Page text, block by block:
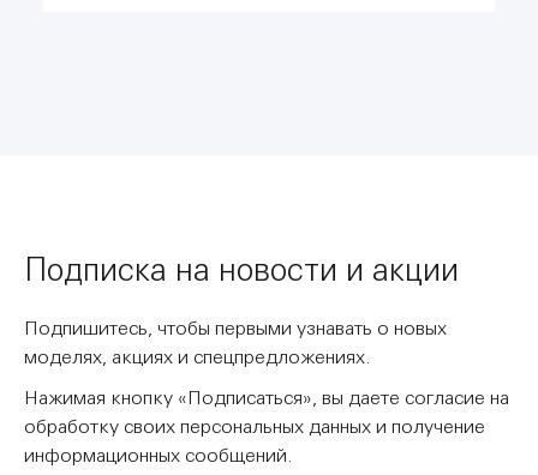
Подписка на новости и акции
Подпишитесь, чтобы первыми узнавать о новых
моделях, акциях и спецпредложениях.
Нажимая кнопку «Подписаться», вы даете согласие на
обработку своих персональных данных и получение
информационных сообщений.